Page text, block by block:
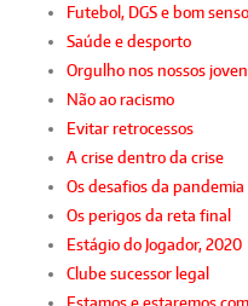
Futebol, DGS e bom senso
Saúde e desporto
Orgulho nos nossos
Não ao racismo
Evitar retrocessos
A crise dentro da crise
Os desafios da pandemia
Os perigos da reta final
Estágio do Jogador, 2020
Clube sucessor legal